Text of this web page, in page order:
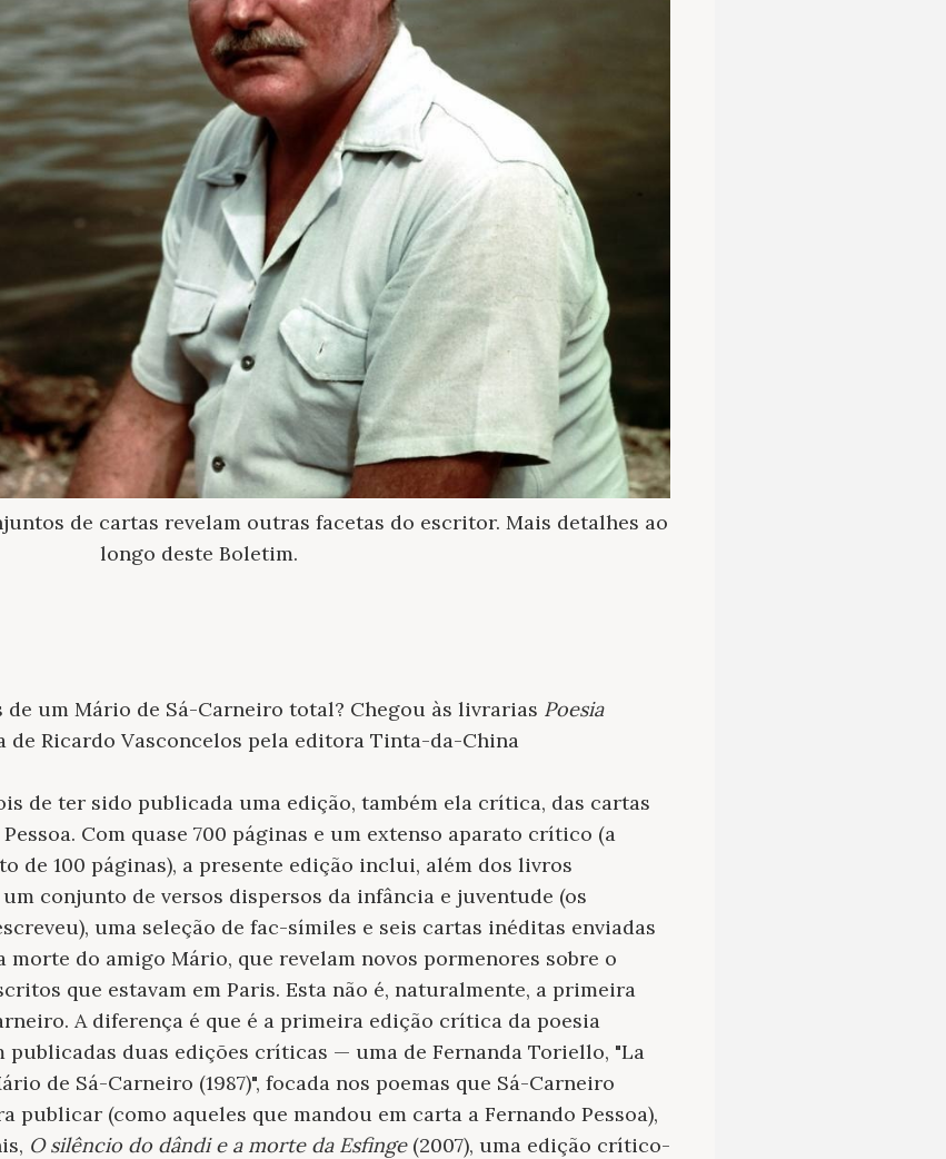
de cartas revelam outras facetas do escritor. Mais detalhes ao
longo deste Boletim.
de um Mário de Sá-Carneiro total? Chegou às livrarias Poesia
de Ricardo Vasconcelos pela editora Tinta-da-China
de ter sido publicada uma edição, também ela crítica, das cartas
Com quase 700 páginas e um extenso aparato crítico (a
de 100 páginas), a presente edição inclui, além dos livros
um conjunto de versos dispersos da infância e juventude (os
uma seleção de fac-símiles e seis cartas inéditas enviadas
morte do amigo Mário, que revelam novos pormenores sobre o
que estavam em Paris. Esta não é, naturalmente, a primeira
A diferença é que é a primeira edição crítica da poesia
publicadas duas edições críticas — uma de Fernanda Toriello, "La
de Sá-Carneiro (1987)", focada nos poemas que Sá-Carneiro
(como aqueles que mandou em carta a Fernando Pessoa),
O silêncio do dândi e a morte da Esfinge(2007), uma edição crítico-